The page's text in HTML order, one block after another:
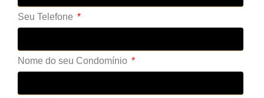
Seu Telefone
Nome do seu Condomínio